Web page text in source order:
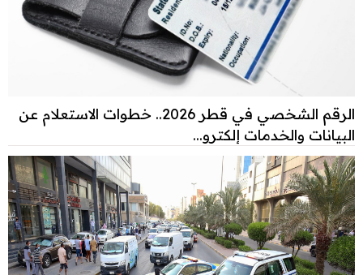
الرقم الشخصي في قطر 2026.. خطوات الاستعلام عن
البيانات والخدمات إلكترو...